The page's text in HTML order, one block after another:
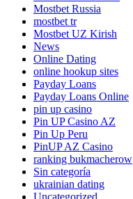
Mostbet Russia
mostbet tr
Mostbet UZ Kirish
News
Online Dating
online hookup sites
Payday Loans
Payday Loans Online
pin up casino
Pin UP Casino AZ
Pin Up Peru
PinUP AZ Casino
ranking bukmacherow
Sin categoría
ukrainian dating